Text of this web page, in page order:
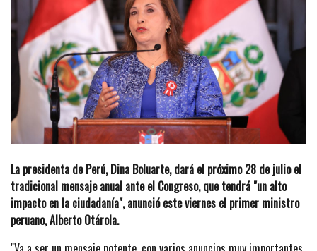
La presidenta de Perú, Dina Boluarte, dará el próximo 28 de julio el
tradicional mensaje anual ante el Congreso, que tendrá "un alto
impacto en la ciudadanía", anunció este viernes el primer ministro
peruano, Alberto Otárola.